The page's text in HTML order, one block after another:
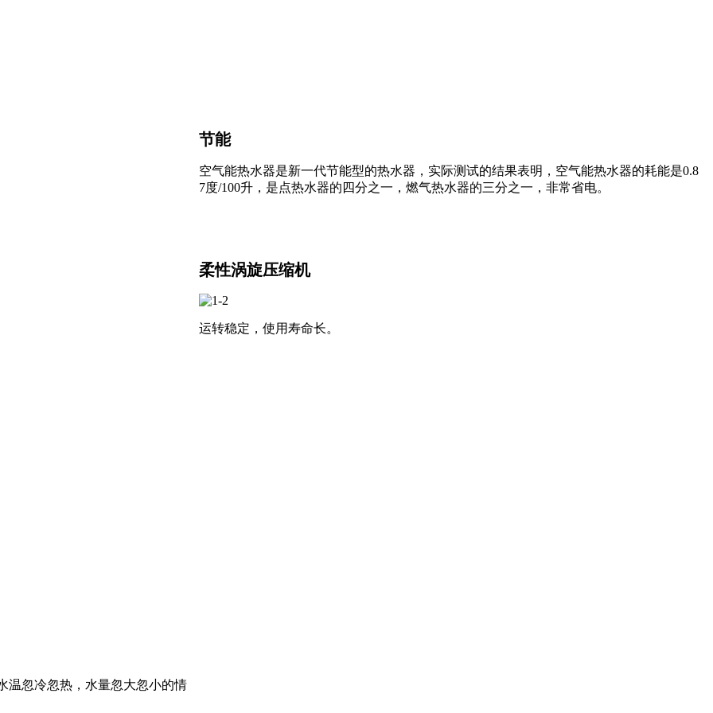
节能
空气能热水器是新一代节能型的热水器，实际测试的结果表明，空气能热水器的耗能是0.8
7度/100升，是点热水器的四分之一，燃气热水器的三分之一，非常省电。
忽热，水量忽大忽小的情
柔性涡旋压缩机
运转稳定，使用寿命长。